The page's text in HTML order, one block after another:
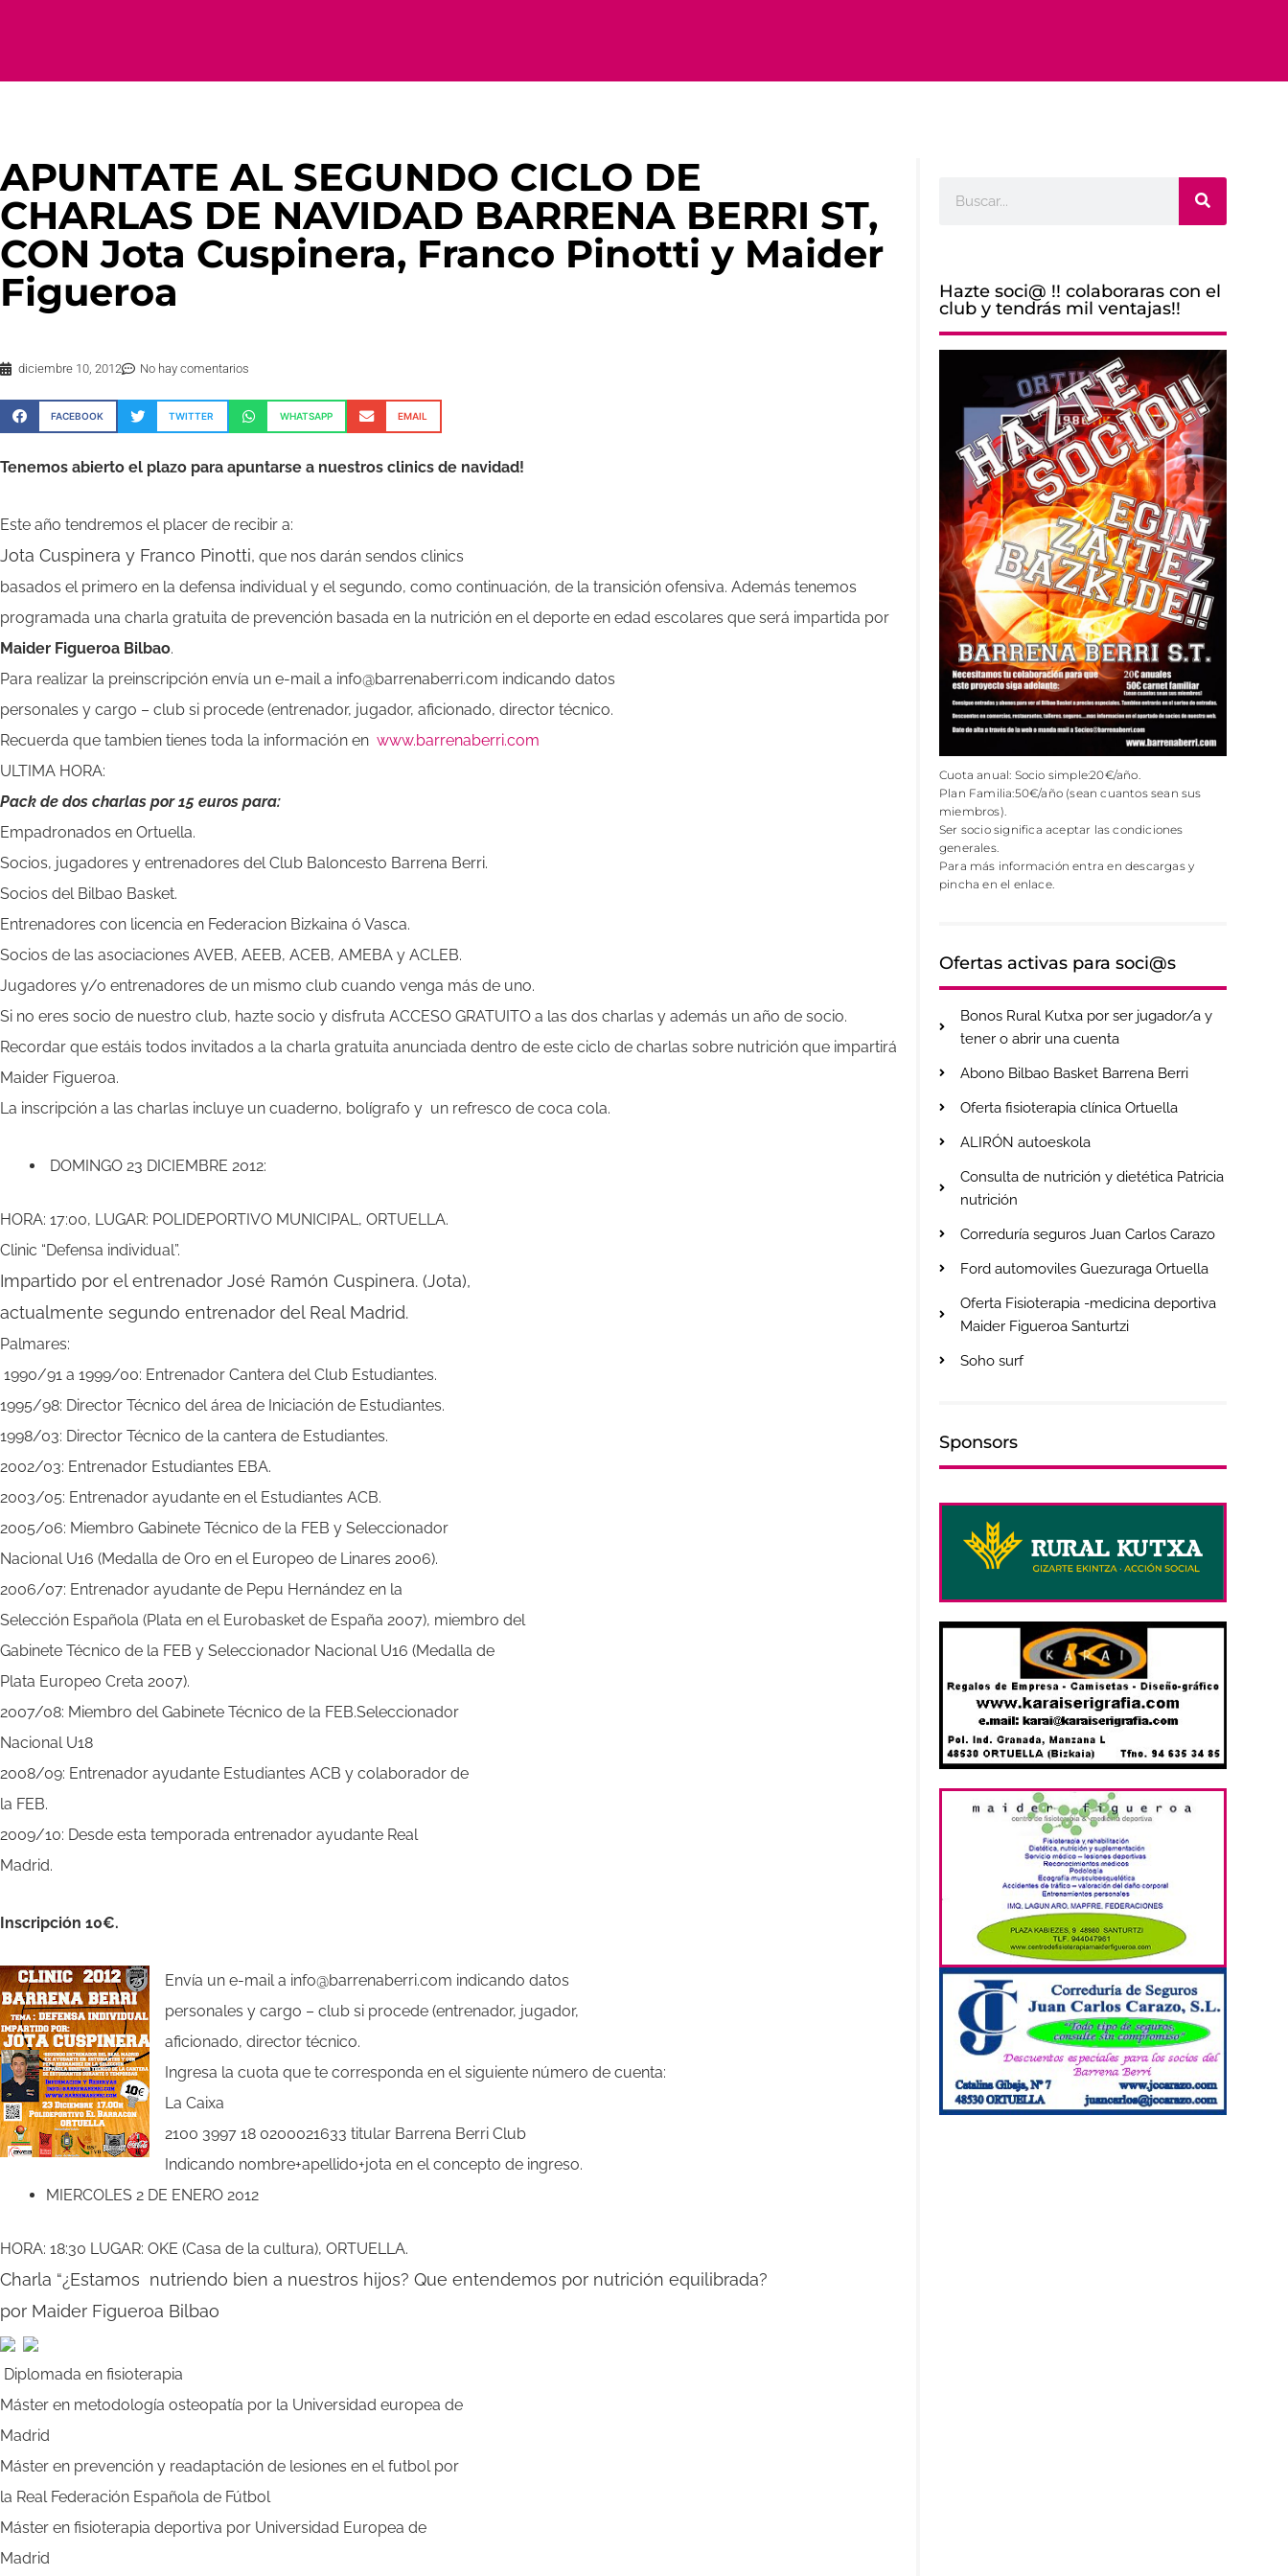
APUNTATE AL SEGUNDO CICLO DE
CHARLAS DE NAVIDAD BARRENA BERRI ST,
CON Jota Cuspinera, Franco Pinotti y Maider
Figueroa
diciembre 10, 2012 No hay comentarios
FACEBOOK TWITTER WHATSAPP EMAIL
Tenemos abierto el plazo para apuntarse a nuestros clinics de navidad!
Este año tendremos el placer de recibir a:
Jota Cuspinera y Franco Pinotti, que nos darán sendos clinics
basados el primero en la defensa individual y el segundo, como continuación, de la transición ofensiva. Además tenemos
programada una charla gratuita de prevención basada en la nutrición en el deporte en edad escolares que será impartida por
Maider Figueroa Bilbao.
Para realizar la preinscripción envía un e-mail a info@barrenaberri.com indicando datos
personales y cargo – club si procede (entrenador, jugador, aficionado, director técnico.
Recuerda que tambien tienes toda la información en www.barrenaberri.com
ULTIMA HORA:
Pack de dos charlas por 15 euros para:
Empadronados en Ortuella.
Socios, jugadores y entrenadores del Club Baloncesto Barrena Berri.
Socios del Bilbao Basket.
Entrenadores con licencia en Federacion Bizkaina ó Vasca.
Socios de las asociaciones AVEB, AEEB, ACEB, AMEBA y ACLEB.
Jugadores y/o entrenadores de un mismo club cuando venga más de uno.
Si no eres socio de nuestro club, hazte socio y disfruta ACCESO GRATUITO a las dos charlas y además un año de socio.
Recordar que estáis todos invitados a la charla gratuita anunciada dentro de este ciclo de charlas sobre nutrición que impartirá
Maider Figueroa.
La inscripción a las charlas incluye un cuaderno, bolígrafo y un refresco de coca cola.
DOMINGO 23 DICIEMBRE 2012:
HORA: 17:00, LUGAR: POLIDEPORTIVO MUNICIPAL, ORTUELLA.
Clinic “Defensa individual”.
Impartido por el entrenador José Ramón Cuspinera. (Jota),
actualmente segundo entrenador del Real Madrid.
Palmares:
1990/91 a 1999/00: Entrenador Cantera del Club Estudiantes.
1995/98: Director Técnico del área de Iniciación de Estudiantes.
1998/03: Director Técnico de la cantera de Estudiantes.
2002/03: Entrenador Estudiantes EBA.
2003/05: Entrenador ayudante en el Estudiantes ACB.
2005/06: Miembro Gabinete Técnico de la FEB y Seleccionador
Nacional U16 (Medalla de Oro en el Europeo de Linares 2006).
2006/07: Entrenador ayudante de Pepu Hernández en la
Selección Española (Plata en el Eurobasket de España 2007), miembro del
Gabinete Técnico de la FEB y Seleccionador Nacional U16 (Medalla de
Plata Europeo Creta 2007).
2007/08: Miembro del Gabinete Técnico de la FEB.Seleccionador
Nacional U18
2008/09: Entrenador ayudante Estudiantes ACB y colaborador de
la FEB.
2009/10: Desde esta temporada entrenador ayudante Real
Madrid.
Inscripción 10€.
Envía un e-mail a info@barrenaberri.com indicando datos
personales y cargo – club si procede (entrenador, jugador,
aficionado, director técnico.
Ingresa la cuota que te corresponda en el siguiente número de cuenta:
La Caixa
2100 3997 18 0200021633 titular Barrena Berri Club
Indicando nombre+apellido+jota en el concepto de ingreso.
MIERCOLES 2 DE ENERO 2012
HORA: 18:30 LUGAR: OKE (Casa de la cultura), ORTUELLA.
Charla “¿Estamos nutriendo bien a nuestros hijos? Que entendemos por nutrición equilibrada?
por Maider Figueroa Bilbao
Diplomada en fisioterapia
Máster en metodología osteopatía por la Universidad europea de
Madrid
Máster en prevención y readaptación de lesiones en el futbol por
la Real Federación Española de Fútbol
Máster en fisioterapia deportiva por Universidad Europea de
Madrid
Hazte soci@ !! colaboraras con el
club y tendrás mil ventajas!!
Cuota anual: Socio simple:20€/año.
Plan Familia:50€/año (sean cuantos sean sus
miembros).
Ser socio significa aceptar las condiciones
generales.
Para más información entra en descargas y
pincha en el enlace.
Ofertas activas para soci@s
Bonos Rural Kutxa por ser jugador/a y
tener o abrir una cuenta
Abono Bilbao Basket Barrena Berri
Oferta fisioterapia clínica Ortuella
ALIRÓN autoeskola
Consulta de nutrición y dietética Patricia
nutrición
Correduría seguros Juan Carlos Carazo
Ford automoviles Guezuraga Ortuella
Oferta Fisioterapia -medicina deportiva
Maider Figueroa Santurtzi
Soho surf
Sponsors